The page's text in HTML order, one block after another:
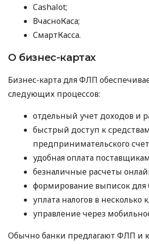
Cashalot;
ВчасноКаса;
СмартКасса.
О бизнес-картах
Бизнес-карта для ФЛП
следующих процессов:
отдельный учет доходов и
быстрый доступ к
предпринимательского
удобная оплата
безналичные расчеты
формирование выписок для
уплата налогов в несколько
управление через
Обычно банки предлагают ФЛП и